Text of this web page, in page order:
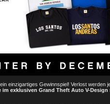
einzigartiges Gewinnspiel! Verlost werden
im exklusiven Grand Theft Auto V-Design